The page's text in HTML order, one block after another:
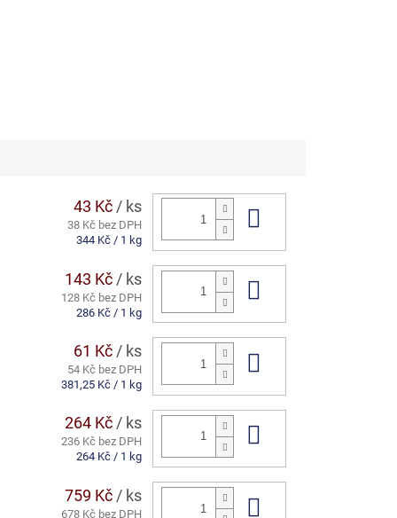
43 Kč/ ks
38 Kč bez DPH
Měrná
344 Kč / 1 kg
143 Kč / ks
128 Kč bez DPH
Měrná
286 Kč / 1 kg
61 Kč / ks
54 Kč bez DPH
Měrná
381,25 Kč / 1 kg
264 Kč/ ks
236 Kč bez DPH
Měrná
264 Kč / 1 kg
759 Kč / ks
678 Kč bez DPH